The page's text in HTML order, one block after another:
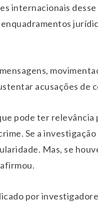
internacionais
acusações de
pode ter
Se a
Mas, se
por